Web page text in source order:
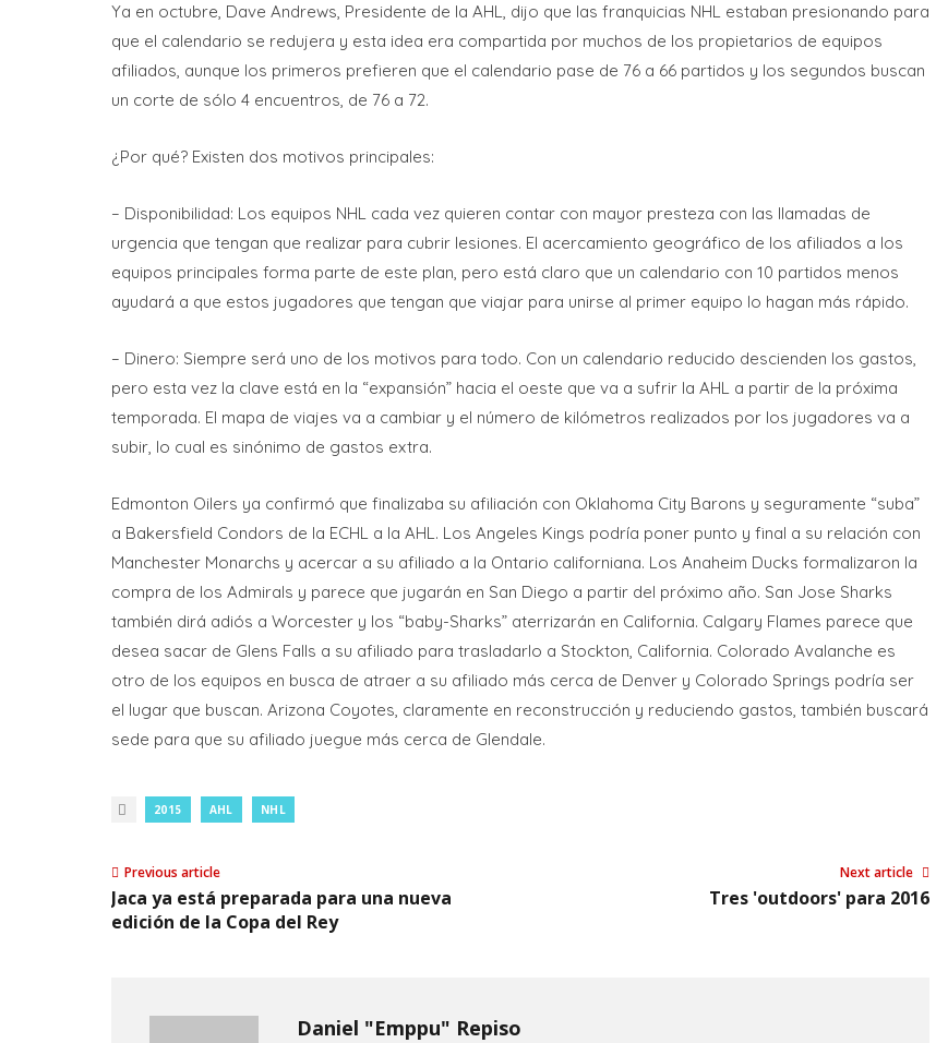
Ya en octubre, Dave Andrews, Presidente de la AHL, dijo que las franquicias NHL estaban presionando para
que el calendario se redujera y esta idea era compartida por muchos de los propietarios de equipos
afiliados, aunque los primeros prefieren que el calendario pase de 76 a 66 partidos y los segundos buscan
un corte de sólo 4 encuentros, de 76 a 72.
¿Por qué? Existen dos motivos principales:
– Disponibilidad: Los equipos NHL cada vez quieren contar con mayor presteza con las llamadas de
urgencia que tengan que realizar para cubrir lesiones. El acercamiento geográfico de los afiliados a los
equipos principales forma parte de este plan, pero está claro que un calendario con 10 partidos menos
ayudará a que estos jugadores que tengan que viajar para unirse al primer equipo lo hagan más rápido.
– Dinero: Siempre será uno de los motivos para todo. Con un calendario reducido descienden los gastos,
pero esta vez la clave está en la “expansión” hacia el oeste que va a sufrir la AHL a partir de la próxima
temporada. El mapa de viajes va a cambiar y el número de kilómetros realizados por los jugadores va a
subir, lo cual es sinónimo de gastos extra.
Edmonton Oilers ya confirmó que finalizaba su afiliación con Oklahoma City Barons y seguramente “suba”
a Bakersfield Condors de la ECHL a la AHL. Los Angeles Kings podría poner punto y final a su relación con
Manchester Monarchs y acercar a su afiliado a la Ontario californiana. Los Anaheim Ducks formalizaron la
compra de los Admirals y parece que jugarán en San Diego a partir del próximo año. San Jose Sharks
también dirá adiós a Worcester y los “baby-Sharks” aterrizarán en California. Calgary Flames parece que
desea sacar de Glens Falls a su afiliado para trasladarlo a Stockton, California. Colorado Avalanche es
otro de los equipos en busca de atraer a su afiliado más cerca de Denver y Colorado Springs podría ser
el lugar que buscan. Arizona Coyotes, claramente en reconstrucción y reduciendo gastos, también buscará
sede para que su afiliado juegue más cerca de Glendale.
2015 AHL NHL
Previous article
Jaca ya está preparada para una nueva
edición de la Copa del Rey
Next article
Tres 'outdoors' para 2016
Daniel "Emppu" Repiso